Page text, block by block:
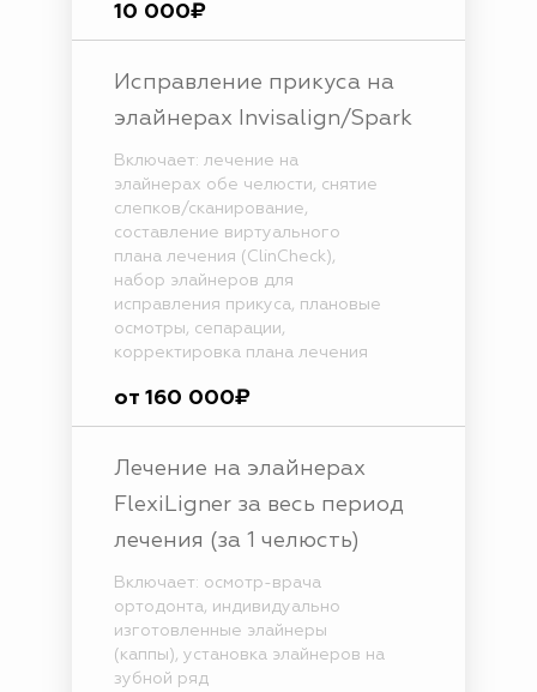
10 000₽
Исправление прикуса на
элайнерах Invisalign/Spark
Включает: лечение на
элайнерах обе челюсти, снятие
слепков/сканирование,
составление виртуального
плана лечения (ClinCheck),
набор элайнеров для
исправления прикуса, плановые
осмотры, сепарации,
корректировка плана лечения
от 160 000₽
Лечение на элайнерах
FlexiLigner за весь период
лечения (за 1 челюсть)
Включает: осмотр-врача
ортодонта, индивидуально
изготовленные элайнеры
(каппы), установка элайнеров на
зубной ряд